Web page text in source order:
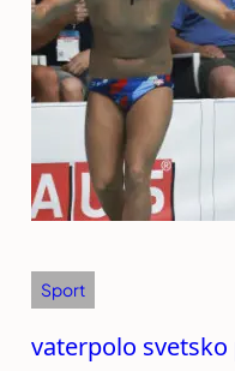
Sport
vaterpolo